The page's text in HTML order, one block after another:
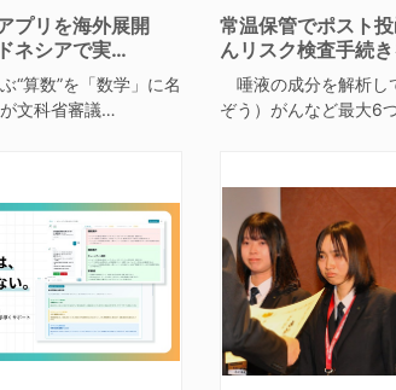
プリを海外展開
ネシアで実…
“算数”を「数学」に名
文科省審議…
常温保管でポスト
んリスク検査手続
唾液の成分を解析し
ぞう）がんなど最大6